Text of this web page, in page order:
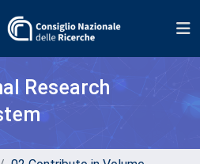
Research